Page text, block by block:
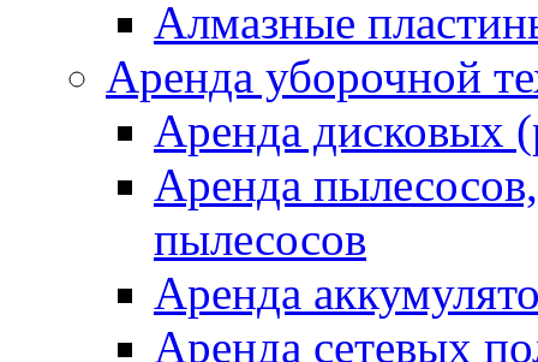
Алмазные
Аренда уборочной
Аренда дисковых
Аренда
пылесосов
Аренда
Аренда сетевых